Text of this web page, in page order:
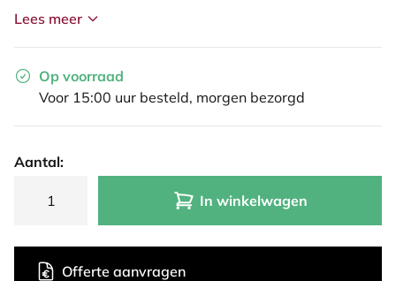
Lees meer
Op voorraad
Voor 15:00 uur besteld, morgen bezorgd
Aantal:
In winkelwagen
Offerte aanvragen